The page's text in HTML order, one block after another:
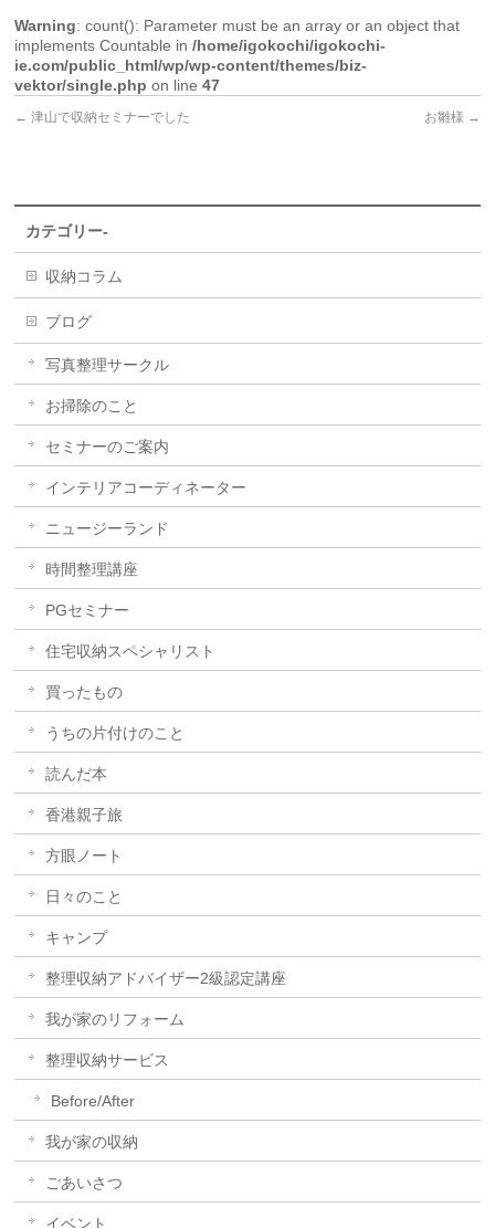
Warning: count(): Parameter must be an array or an object that
implements Countable in/home/igokochi/igokochi-
ie.com/public_html/wp/wp-content/themes/biz-
vektor/single.php on line47
← 津山で収納セミナーでした お雛様 →
カテゴリー-
収納コラム
ブログ
写真整理サークル
お掃除のこと
セミナーのご案内
インテリアコーディネーター
ニュージーランド
時間整理講座
PGセミナー
住宅収納スペシャリスト
買ったもの
うちの片付けのこと
読んだ本
香港親子旅
方眼ノート
日々のこと
キャンプ
整理収納アドバイザー2級認定講座
我が家のリフォーム
整理収納サービス
Before/After
我が家の収納
ごあいさつ
イベント